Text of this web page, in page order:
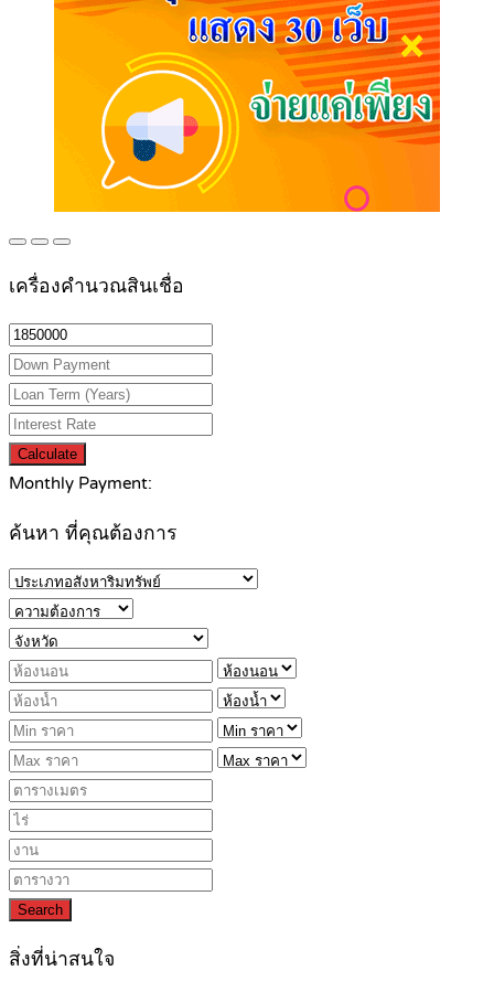
เครื่องคำนวณสินเชื่อ
Calculate
Monthly Payment:
ค้นหา ที่คุณต้องการ
Search
สิ่งที่น่าสนใจ